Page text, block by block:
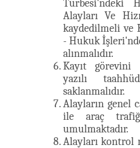
Türbesi'ndeki
Alayları Ve
kaydedilmeli ve
- Hukuk
alınmalıdır.
Kayıt görevini
yazılı
saklanmalıdır.
Alayların genel
ile araç
umulmaktadır.
Alayları kontrol